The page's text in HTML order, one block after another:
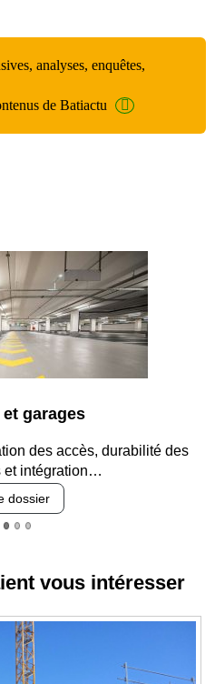
analyses, enquêtes,
de Batiactu
garages
des accès, durabilité des
et intégration…
dossier
vous intéresser